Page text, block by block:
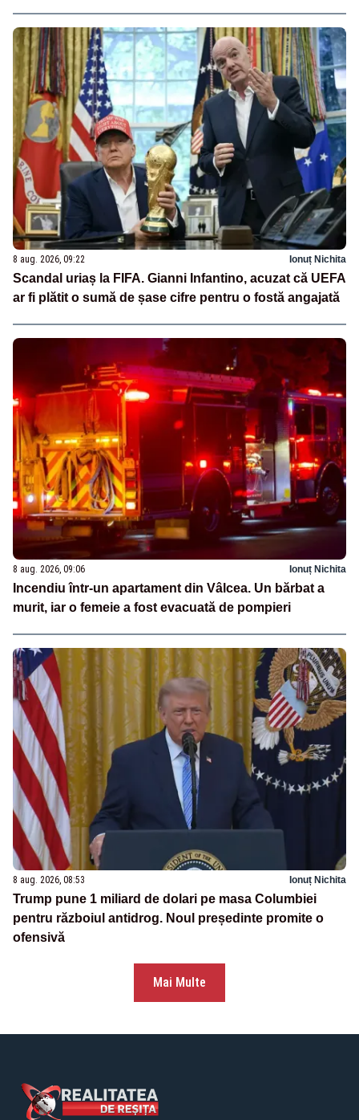
8 aug. 2026, 09:22 Ionuț Nichita
Scandal uriaș la FIFA. Gianni Infantino, acuzat că UEFA
ar fi plătit o sumă de șase cifre pentru o fostă angajată
8 aug. 2026, 09:06 Ionuț Nichita
Incendiu într-un apartament din Vâlcea. Un bărbat a
murit, iar o femeie a fost evacuată de pompieri
8 aug. 2026, 08:53 Ionuț Nichita
Trump pune 1 miliard de dolari pe masa Columbiei
pentru războiul antidrog. Noul președinte promite o
ofensivă
Mai Multe